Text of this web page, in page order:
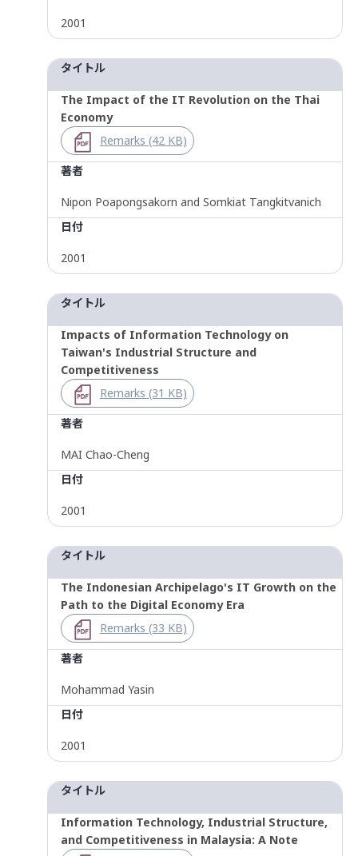
2001
タイトル
The Impact of the IT Revolution on the Thai
Economy
Remarks (42 KB)
著者
Nipon Poapongsakorn and Somkiat Tangkitvanich
日付
2001
タイトル
Impacts of Information Technology on
Taiwan's Industrial Structure and
Competitiveness
Remarks (31 KB)
著者
MAI Chao-Cheng
日付
2001
タイトル
The Indonesian Archipelago's IT Growth on the
Path to the Digital Economy Era
Remarks (33 KB)
著者
Mohammad Yasin
日付
2001
タイトル
Information Technology, Industrial Structure,
and Competitiveness in Malaysia: A Note